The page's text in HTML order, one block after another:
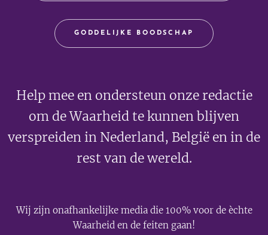
GODDELIJKE BOODSCHAP
Help mee en ondersteun onze redactie
om de Waarheid te kunnen blijven
verspreiden in Nederland, België en in de
rest van de wereld.
Wij zijn onafhankelijke media die 100% voor de èchte
Waarheid en de feiten gaan!